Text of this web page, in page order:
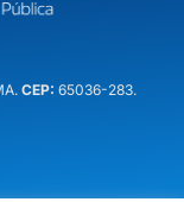
CEP: 65036-283.